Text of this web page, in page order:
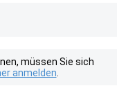
müssen Sie sich
anmelden